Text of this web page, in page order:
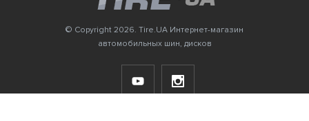
© Copyright 2026. Tire.UA Интернет-магазин
автомобильных шин, дисков